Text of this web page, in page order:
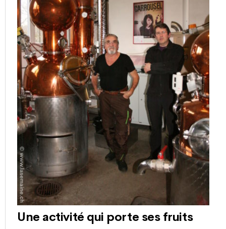
Une activité qui porte ses fruits